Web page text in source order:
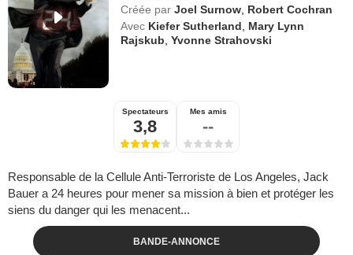
Créée par Joel Surnow Robert Cochran
Avec Kiefer Sutherland
Mary Lynn
Rajskub ,Yvonne Strahovski
Spectateurs
3,8
Mes amis
--
Responsable de la Cellule Anti-Terroriste de Los Angeles, Jack
Bauer a 24 heures pour mener sa mission à bien et protéger les
siens du danger qui les menacent...
BANDE-ANNONCE